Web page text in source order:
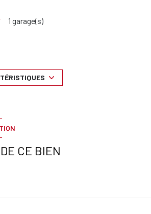
1 garage(s)
ascenseur
CE BIEN